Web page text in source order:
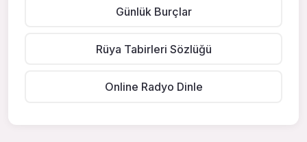
Günlük Burçlar
Rüya Tabirleri Sözlüğü
Online Radyo Dinle